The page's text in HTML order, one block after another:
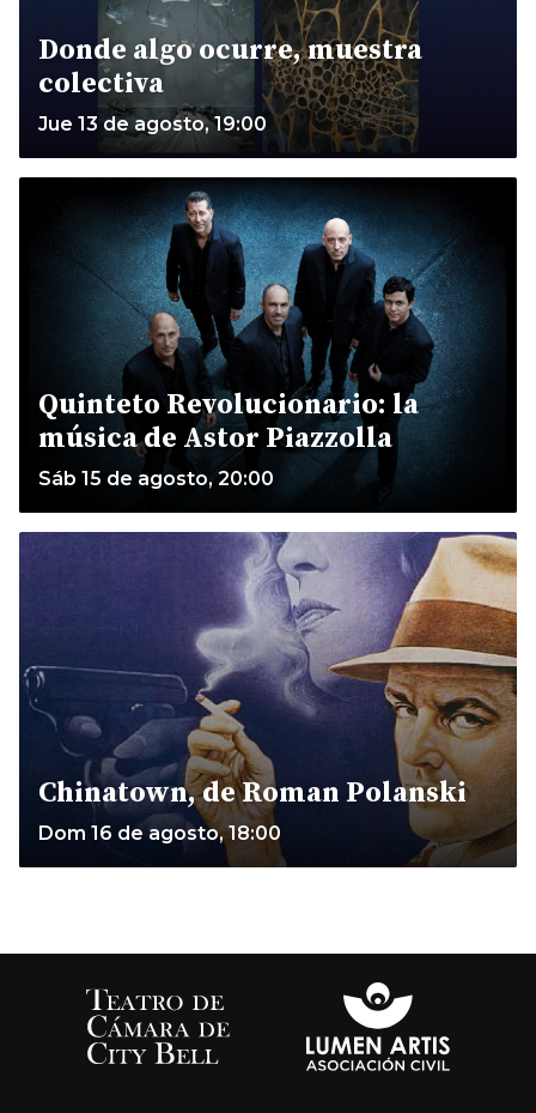
Donde algo ocurre, muestra
colectiva
Jue 13 de agosto, 19:00
Quinteto Revolucionario: la
música de Astor Piazzolla
Sáb 15 de agosto, 20:00
Chinatown, de Roman Polanski
Dom 16 de agosto, 18:00